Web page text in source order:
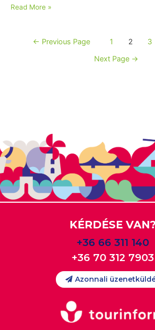
Read More »
← Previous Page 1 2 3
Next Page →
KÉRDÉSE VAN?
+36 66 311 140
+36 70 312 7903
Azonnali